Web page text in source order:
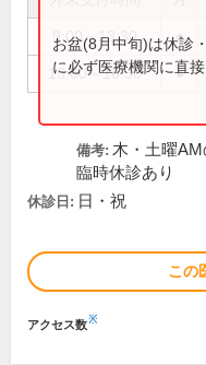
9:00～13:30 ●
15:00～18:30 ●
お盆(8月中旬)は休診
に必ず医療機関に直接
備考: 木・土曜AM
臨時休診あり
休診日: 日・祝
この
アクセス数※